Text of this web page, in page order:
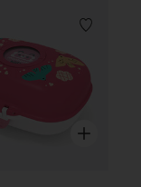
Liste de
Aperçu